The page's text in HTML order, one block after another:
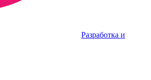
Разработка и